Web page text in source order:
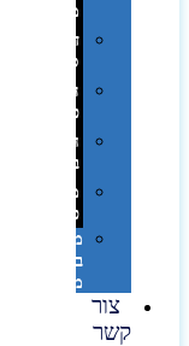
משי
דפוס
סובלימציה
הדפס
פרוצס
חריטה
בלייזר
מהו
פנטון?
מיתוג
באמצעות
מדבקות
צור
קשר